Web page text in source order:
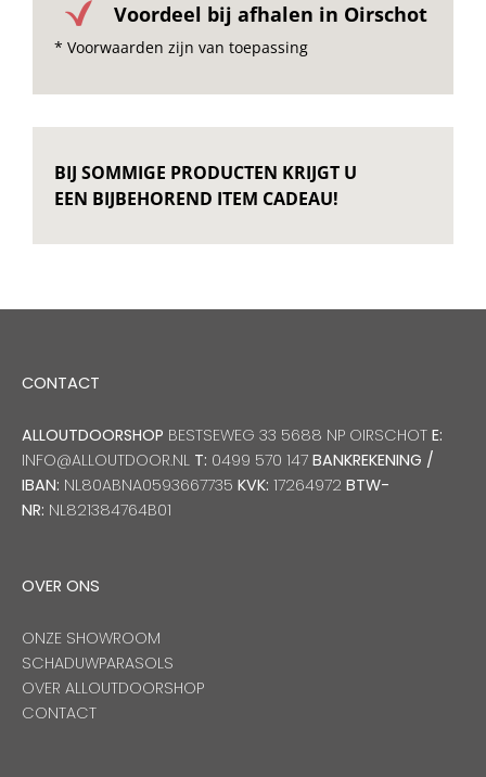
Voordeel bij afhalen in Oirschot
* Voorwaarden zijn van toepassing
BIJ SOMMIGE PRODUCTEN KRIJGT U
EEN BIJBEHOREND ITEM CADEAU!
CONTACT
ALLOUTDOORSHOP BESTSEWEG 33 5688 NP OIRSCHOT E:
INFO@ALLOUTDOOR.NL T: 0499 570 147 BANKREKENING /
IBAN: NL80ABNA0593667735 KVK: 17264972 BTW-
NR: NL821384764B01
OVER ONS
ONZE SHOWROOM
SCHADUWPARASOLS
OVER ALLOUTDOORSHOP
CONTACT